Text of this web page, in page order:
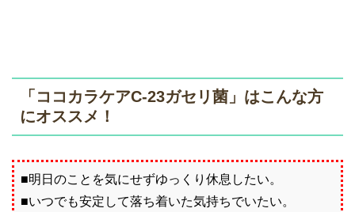
「ココカラケアC-23ガセリ菌」はこんな方
にオススメ！
■明日のことを気にせずゆっくり休息したい。
■いつでも安定して落ち着いた気持ちでいたい。